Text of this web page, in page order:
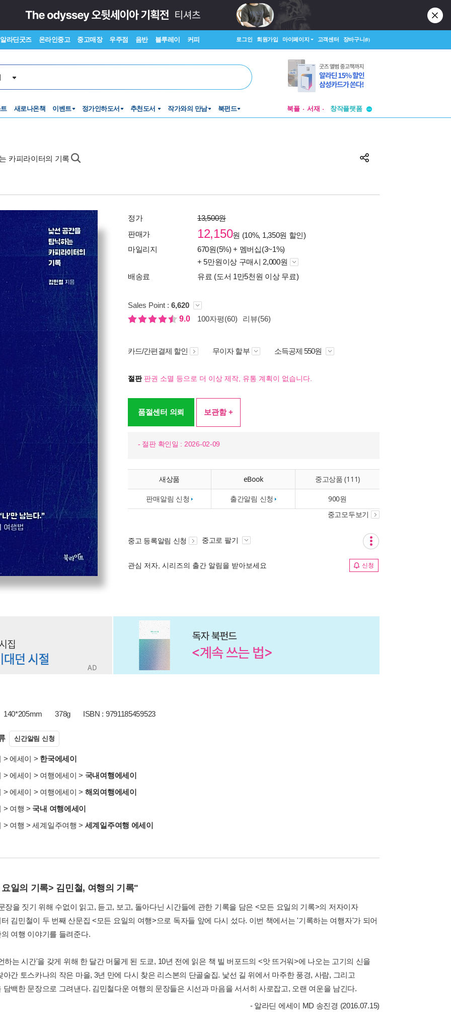
알라딘굿즈 온라인중고 중고매장 우주점 음반 블루레이 커피 로그인 회원가입 마이페이지 고객센터 장바구니(0)
새로나온책 이벤트 정가인하도서 추천도서 작가와의 만남 북펀드 북플 서재
창작플랫폼
카피라이터의 기록
정가
13,500원
판매가
12,150원 (10%, 1,350원 할인)
마일리지
670원(5%) + 멤버십(3~1%)
+ 5만원이상 구매시 2,000원
배송료
유료 (도서 1만5천원 이상 무료)
Sales Point : 6,620
9.0
100자평(60) 리뷰(56)
카드/간편결제 할인 무이자 할부 소득공제 550원
절판판권 소멸 등으로 더 이상 제작, 유통 계획이 없습니다.
품절센터 의뢰 보관함 +
- 절판 확인일 : 2026-02-09
새상품 eBook 중고상품 (111)
판매알림 신청 출간알림 신청 900원
중고모두보기
중고 등록알림 신청 중고로 팔기
관심 저자, 시리즈의 출간 알림을 받아보세요 신청
140*205mm 378g ISBN : 9791185459523
신간알림 신청
> 에세이 > 한국에세이
> 에세이 > 여행에세이 > 국내여행에세이
> 에세이 > 여행에세이 > 해외여행에세이
> 여행 > 국내 여행에세이
> 여행 >세계일주여행 > 세계일주여행 에세이
일의 기록> 김민철, 여행의 기록"
장을 짓기 위해 수없이 읽고, 듣고, 보고, 돌아다닌 시간들에 관한 기록을 담은 <모든 요일의 기록>의 저자이자
김민철이 두 번째 산문집 <모든 요일의 여행>으로 독자들 앞에 다시 섰다. 이번 책에서는 '기록하는 여행자'가 되어
여행 이야기를 들려준다.
하는 시간'을 갖게 위해 한 달간 머물게 된 도쿄, 10년 전에 읽은 책 빌 버포드의 <앗 뜨거워>에 나오는 고기의 신을
아간 토스카나의 작은 마을, 3년 만에 다시 찾은 리스본의 단골술집. 낯선 길 위에서 마주한 풍경, 사람, 그리고
담백한 문장으로 그려낸다. 김민철다운 여행의 문장들은 시선과 마음을 서서히 사로잡고, 오랜 여운을 남긴다.
- 알라딘 에세이 MD 송진경 (2016.07.15)